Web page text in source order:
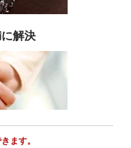
解決
ます。